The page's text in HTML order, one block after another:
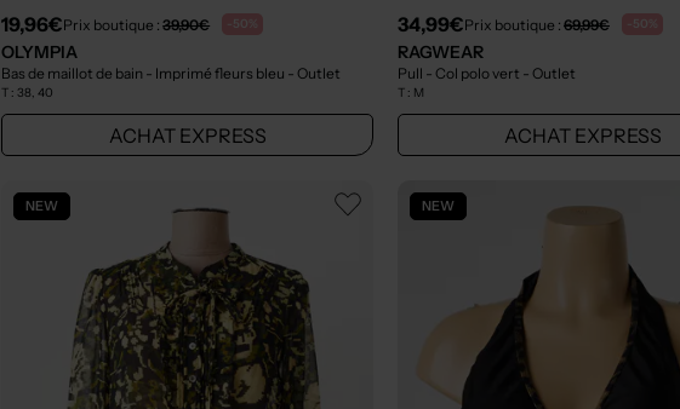
19,96€Prix boutique :39,90€ -50%
OLYMPIA
Bas de maillot de bain - Imprimé fleurs bleu - Outlet
T :38, 40
ACHAT EXPRESS
34,99€Prix boutique : 69,99€ -50%
RAGWEAR
Pull - Col polo vert - Outlet
T : M
ACHAT EXPRESS
NEW NEW